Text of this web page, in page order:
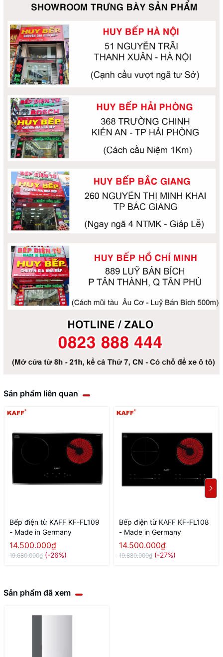
Sản phẩm liên quan
Bếp điện từ KAFF KF-FL109
- Made in Germany
14.500.000₫
19.680.000₫ (-26%)
Bếp điện từ KAFF KF-FL108
- Made in Germany
14.500.000₫
19.880.000₫ (-27%)
Sản phẩm đã xem